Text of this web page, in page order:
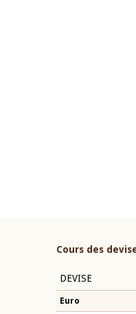
Cours des
DEVISE
Euro